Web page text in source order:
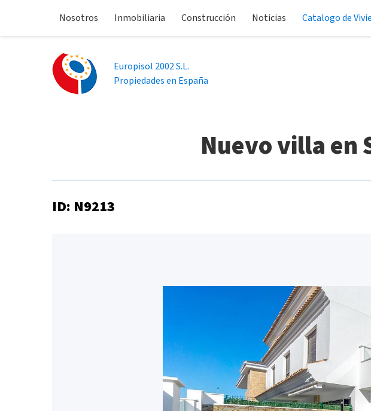
Nosotros Inmobiliaria Construcción Noticias Catalogo de
Europisol 2002 S.L.
Propiedades en España
Nuevo villa en
ID: N9213